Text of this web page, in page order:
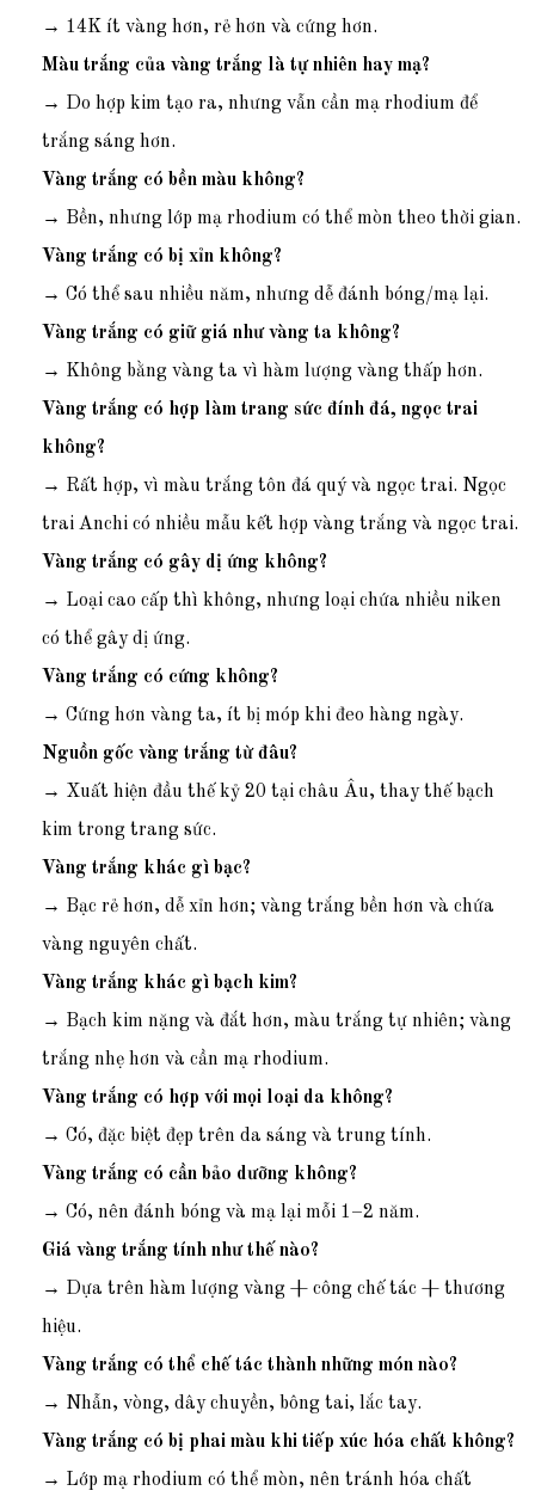
→ 14K ít vàng hơn, rẻ hơn và cứng hơn.
Màu trắng của vàng trắng là tự nhiên hay mạ?
→ Do hợp kim tạo ra, nhưng vẫn cần mạ rhodium để
trắng sáng hơn.
Vàng trắng có bền màu không?
→ Bền, nhưng lớp mạ rhodium có thể mòn theo thời gian.
Vàng trắng có bị xỉn không?
→ Có thể sau nhiều năm, nhưng dễ đánh bóng/mạ lại.
Vàng trắng có giữ giá như vàng ta không?
→ Không bằng vàng ta vì hàm lượng vàng thấp hơn.
Vàng trắng có hợp làm trang sức đính đá, ngọc trai
không?
→ Rất hợp, vì màu trắng tôn đá quý và ngọc trai. Ngọc
trai Anchi có nhiều mẫu kết hợp vàng trắng và ngọc trai.
Vàng trắng có gây dị ứng không?
→ Loại cao cấp thì không, nhưng loại chứa nhiều niken
có thể gây dị ứng.
Vàng trắng có cứng không?
→ Cứng hơn vàng ta, ít bị móp khi đeo hàng ngày.
Nguồn gốc vàng trắng từ đâu?
→ Xuất hiện đầu thế kỷ 20 tại châu Âu, thay thế bạch
kim trong trang sức.
Vàng trắng khác gì bạc?
→ Bạc rẻ hơn, dễ xỉn hơn; vàng trắng bền hơn và chứa
vàng nguyên chất.
Vàng trắng khác gì bạch kim?
→ Bạch kim nặng và đắt hơn, màu trắng tự nhiên; vàng
trắng nhẹ hơn và cần mạ rhodium.
Vàng trắng có hợp với mọi loại da không?
→ Có, đặc biệt đẹp trên da sáng và trung tính.
Vàng trắng có cần bảo dưỡng không?
→ Có, nên đánh bóng và mạ lại mỗi 1–2 năm.
Giá vàng trắng tính như thế nào?
→ Dựa trên hàm lượng vàng + công chế tác + thương
hiệu.
Vàng trắng có thể chế tác thành những món nào?
→ Nhẫn, vòng, dây chuyền, bông tai, lắc tay.
Vàng trắng có bị phai màu khi tiếp xúc hóa chất không?
→ Lớp mạ rhodium có thể mòn, nên tránh hóa chất